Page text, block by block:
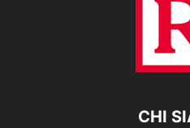
CHI